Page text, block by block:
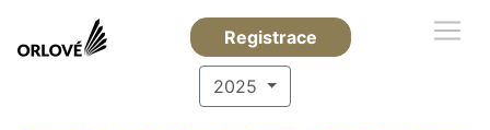
Registrace
2025